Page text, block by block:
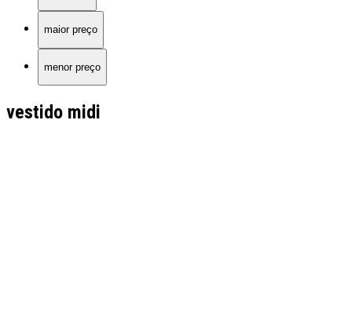
maior preço
menor preço
vestido midi